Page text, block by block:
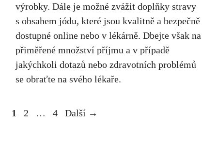
výrobky. Dále je možné zvážit doplňky stravy
s obsahem jódu, které jsou kvalitně a bezpečně
dostupné online nebo v lékárně. Dbejte však na
přiměřené množství příjmu a v případě
jakýchkoli dotazů nebo zdravotních problémů
se obraťte na svého lékaře.
Stránka
1 Stránka
2 … Stránka
4 Další →